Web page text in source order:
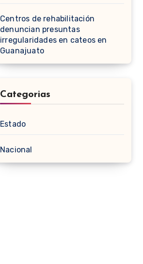
Centros de rehabilitación
denuncian presuntas
irregularidades en cateos en
Guanajuato
Categorias
Estado
Nacional